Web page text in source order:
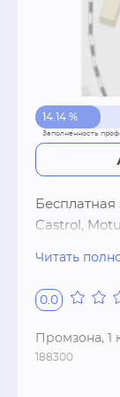
автосервисе!
14.14 %
Castrol,
тормозной
-
Замена
Читать
0.0
Промзона, 1
188300